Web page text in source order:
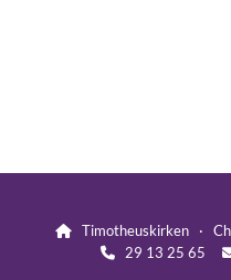
Timotheuskirken ·
 29 13 25 65